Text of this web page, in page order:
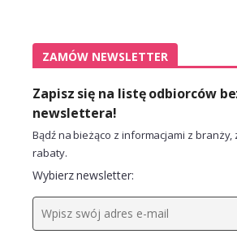
ZAMÓW NEWSLETTER
Zapisz się na listę odbiorców
newslettera!
Bądź na bieżąco z informacjami z
rabaty.
Wybierz newsletter: